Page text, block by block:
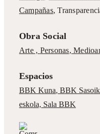
Campañas,
Obra Social
Arte , Personas,
Espacios
BBK Kuna, BBK
eskola, Sala BBK